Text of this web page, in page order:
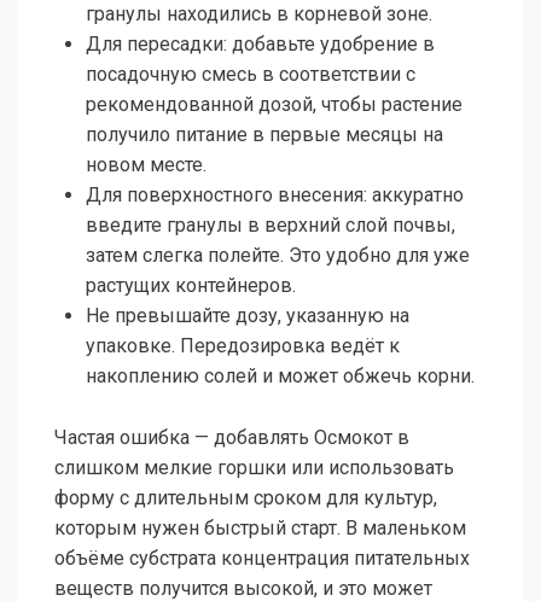
гранулы находились в корневой зоне.
Для пересадки: добавьте удобрение в
посадочную смесь в соответствии с
рекомендованной дозой, чтобы растение
получило питание в первые месяцы на
новом месте.
Для поверхностного внесения: аккуратно
введите гранулы в верхний слой почвы,
затем слегка полейте. Это удобно для уже
растущих контейнеров.
Не превышайте дозу, указанную на
упаковке. Передозировка ведёт к
накоплению солей и может обжечь корни.
Частая ошибка — добавлять Осмокот в
слишком мелкие горшки или использовать
форму с длительным сроком для культур,
которым нужен быстрый старт. В маленьком
объёме субстрата концентрация питательных
веществ получится высокой, и это может